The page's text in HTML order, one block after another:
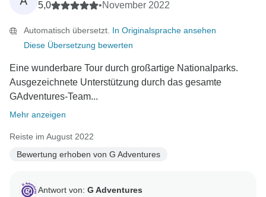
5,0
•November 2022
Automatisch übersetzt. In Originalsprache ansehen
Diese Übersetzung bewerten
Eine wunderbare Tour durch großartige Nationalparks.
Ausgezeichnete Unterstützung durch das gesamte
GAdventures-Team...
Mehr anzeigen
Reiste im August 2022
Bewertung erhoben von G Adventures
Antwort von: G Adventures